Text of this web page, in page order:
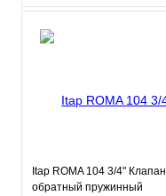
Itap ROMA 104 3/4" Клапан
обратный пружинный